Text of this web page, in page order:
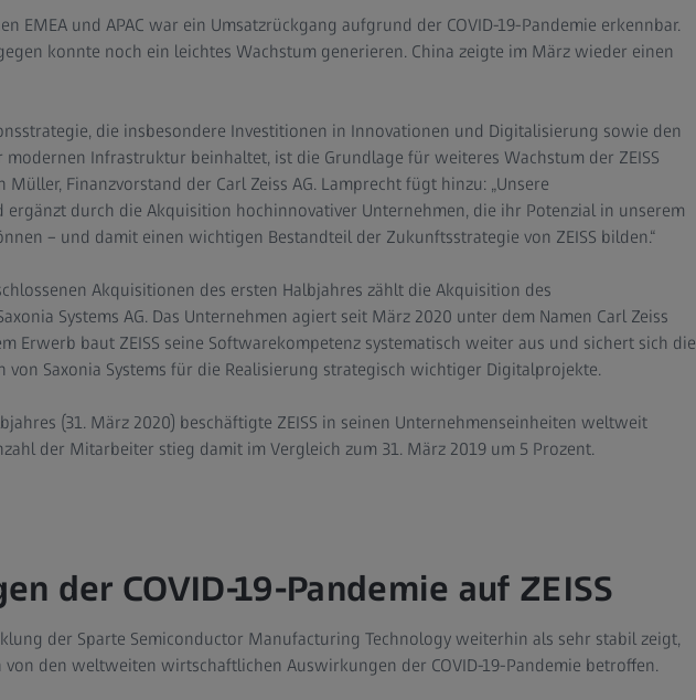
EMEA und APAC war ein Umsatzrückgang aufgrund der COVID-19-Pandemie erkennbar.
konnte noch ein leichtes Wachstum generieren. China zeigte im März wieder einen
die insbesondere Investitionen in Innovationen und Digitalisierung sowie den
Infrastruktur beinhaltet, ist die Grundlage für weiteres Wachstum der ZEISS
Müller, Finanzvorstand der Carl Zeiss AG. Lamprecht fügt hinzu: „Unsere
durch die Akquisition hochinnovativer Unternehmen, die ihr Potenzial in unserem
– und damit einen wichtigen Bestandteil der Zukunftsstrategie von ZEISS bilden.“
Akquisitionen des ersten Halbjahres zählt die Akquisition des
Systems AG. Das Unternehmen agiert seit März 2020 unter dem Namen Carl Zeiss
Erwerb baut ZEISS seine Softwarekompetenz systematisch weiter aus und sichert sich die
von Saxonia Systems für die Realisierung strategisch wichtiger Digitalprojekte.
(31. März 2020) beschäftigte ZEISS in seinen Unternehmenseinheiten weltweit
der Mitarbeiter stieg damit im Vergleich zum 31. März 2019 um 5 Prozent.
der COVID-19-Pandemie auf ZEISS
der Sparte Semiconductor Manufacturing Technology weiterhin als sehr stabil zeigt,
von den weltweiten wirtschaftlichen Auswirkungen der COVID-19-Pandemie betroffen.